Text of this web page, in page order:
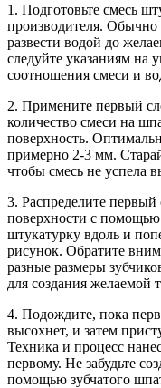
1. Подготовьте смесь
производителя. Обычно
развести водой до
следуйте указаниям на
соотношения смеси и
2. Примените первый
количество смеси на
поверхность.
примерно 2-3 мм.
чтобы смесь не успела
3. Распределите
поверхности с помощью
штукатурку вдоль и
рисунок. Обратите
разные размеры
для создания желаемой
4. Подождите, пока
высохнет, и затем
Техника и процесс
первому. Не забудьте
помощью зубчатого